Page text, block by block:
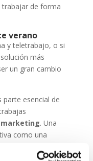
de forma
verano
y teletrabajo, o si
más
un gran cambio
parte esencial de
. Una
como una